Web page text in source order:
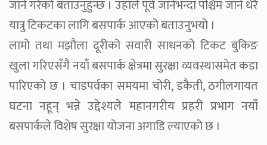
जाने गरेको बताउनुहुन्छ । उहाँले पूर्व जानेभन्दा पश्चिम जाने धेरै
यात्रु टिकटका लागि बसपार्क आएको बताउनुभयो ।
लामो तथा मझौला दूरीको सवारी साधनको टिकट बुकिङ
खुला गरिएसँगै नयाँ बसपार्क क्षेत्रमा सुरक्षा व्यवस्थासमेत कडा
पारिएको छ । चाडपर्वका समयमा चोरी, डकैती, ठगीलगायत
घटना नहून् भन्ने उद्देश्यले महानगरीय प्रहरी प्रभाग नयाँ
बसपार्कले विशेष सुरक्षा योजना अगाडि ल्याएको छ ।